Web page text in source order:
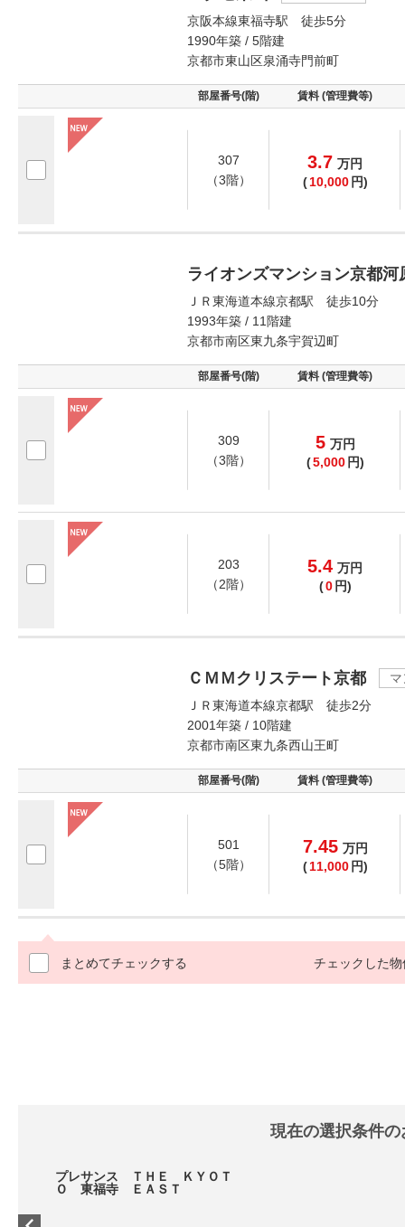
京阪本線東福寺駅 徒歩5分
1990年築 / 5階建
京都市東山区泉涌寺門前町
部屋番号(階) 賃料 (管理費等)
307
（3階）
3.7 万円
( 10,000 円)
ライオンズマンション京都河
ＪＲ東海道本線京都駅 徒歩10分
1993年築 / 11階建
京都市南区東九条宇賀辺町
部屋番号(階) 賃料 (管理費等)
309
（3階）
5 万円
(5,000 円)
203
（2階）
5.4 万円
(0 円)
ＣＭＭクリステート京都
ＪＲ東海道本線京都駅 徒歩2分
2001年築 / 10階建
京都市南区東九条西山王町
部屋番号(階) 賃料 (管理費等)
501
（5階）
7.45 万円
( 11,000 円)
まとめてチェックする チェックした物
現在の選択条件
プレサンス ＴＨＥ ＫＹＯＴ
Ｏ 東福寺 ＥＡＳＴ